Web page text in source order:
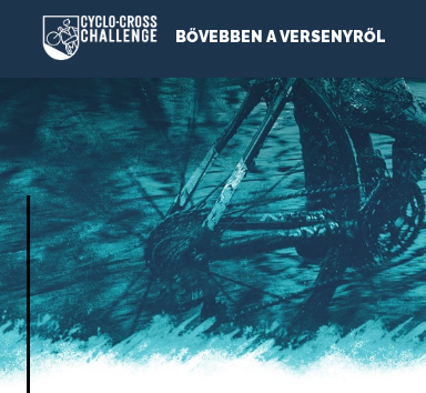
BŐVEBBEN A VERSENYRŐL